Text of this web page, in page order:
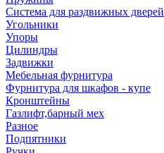
Система для раздвижных дверей
Угольники
Упоры
Цилиндры
Задвижки
Мебельная фурнитура
Фурнитура для шкафов - купе
Кронштейны
Газлифт,барный мех
Разное
Подпятники